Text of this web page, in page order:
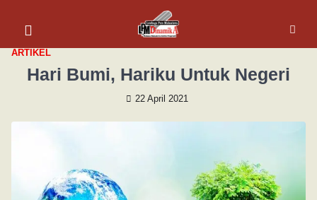
ARTIKEL
Hari Bumi, Hariku Untuk Negeri
22 April 2021